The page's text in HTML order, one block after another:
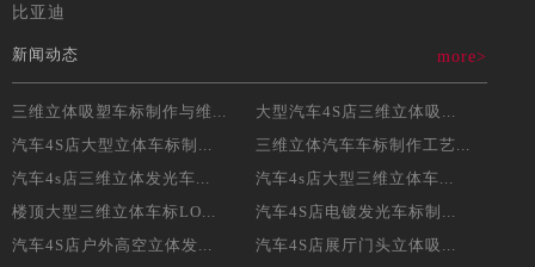
比亚迪
新闻动态 more>
三维立体吸塑车标制作与维...
大型汽车4S店三维立体吸...
汽车4S店大型立体车标制...
三维立体汽车车标制作工艺...
汽车4s店三维立体发光车...
汽车4s店大型三维立体车...
楼顶大型三维立体车标LO...
汽车4S店电镀发光车标制...
汽车4S店户外高空立体发...
汽车4S店展厅门头立体吸...